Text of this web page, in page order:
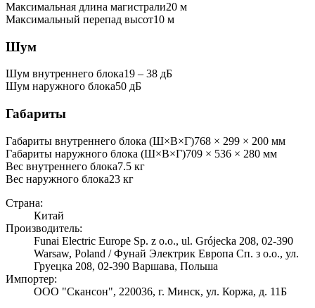
Максимальная длина магистрали20 м
Максимальный перепад высот10 м
Шум
Шум внутреннего блока19 ‒ 38 дБ
Шум наружного блока50 дБ
Габариты
Габариты внутреннего блока (Ш×В×Г)768 × 299 × 200 мм
Габариты наружного блока (Ш×В×Г)709 × 536 × 280 мм
Вес внутреннего блока7.5 кг
Вес наружного блока23 кг
Страна:
Китай
Производитель:
Funai Electric Europe Sp. z o.o., ul. Grójecka 208, 02-390
Warsaw, Poland / Фунай Электрик Европа Сп. з о.о., ул.
Груецка 208, 02-390 Варшава, Польша
Импортер:
ООО "Скансон", 220036, г. Минск, ул. Коржа, д. 11Б